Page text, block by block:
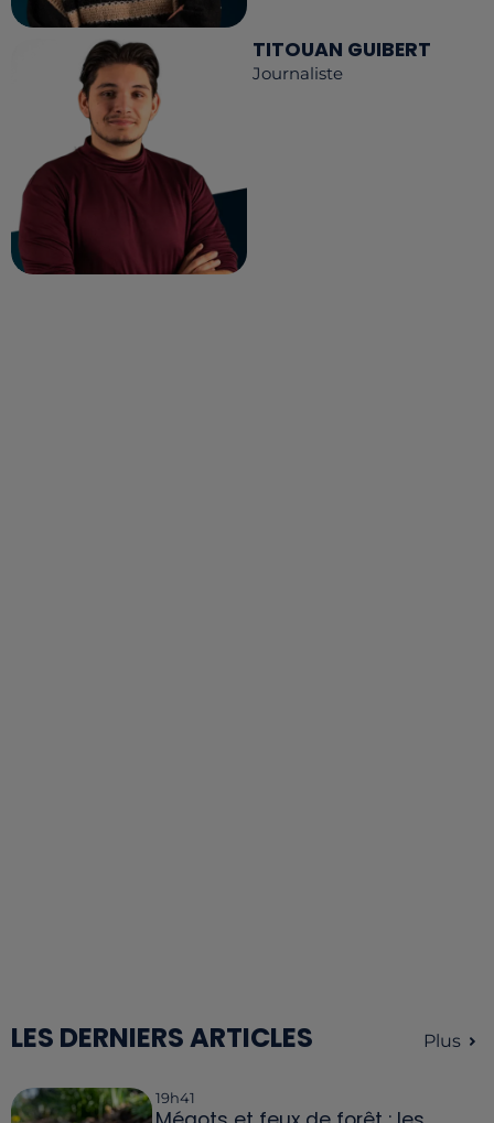
TITOUAN GUIBERT
Journaliste
LES DERNIERS ARTICLES Plus
19h41